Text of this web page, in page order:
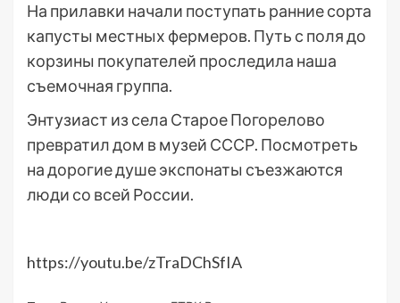
На прилавки начали поступать ранние сорта
капусты местных фермеров. Путь с поля до
корзины покупателей проследила наша
съемочная группа.
Энтузиаст из села Старое Погорелово
превратил дом в музей СССР. Посмотреть
на дорогие душе экспонаты съезжаются
люди со всей России.
https://youtu.be/zTraDChSfIA